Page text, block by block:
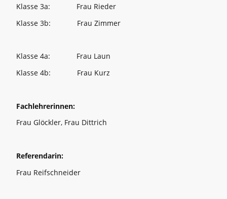
Klasse 3a: Frau Rieder
Klasse 3b: Frau Zimmer
Klasse 4a: Frau Laun
Klasse 4b: Frau Kurz
Fachlehrerinnen:
Frau Glöckler, Frau Dittrich
Referendarin:
Frau Reifschneider